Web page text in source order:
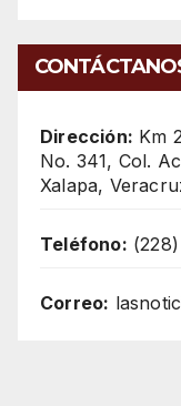
Dirección: Km
No. 341, Col.
Xalapa,
Teléfono:
Correo: